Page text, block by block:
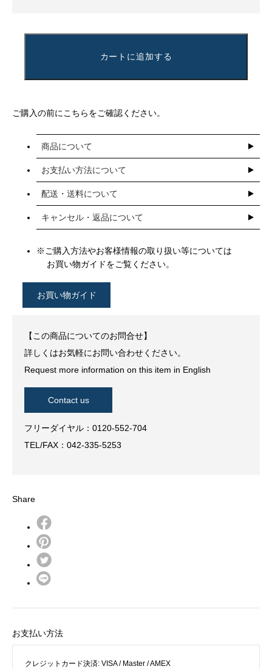
カートに追加する
ご購入の前にこちらをご確認ください。
商品について
お支払い方法について
配送・送料について
キャンセル・返品について
※ご購入方法やお客様情報の取り扱い等については
お買い物ガイドをご覧ください。
お買い物ガイド
【この商品についてのお問合せ】
詳しくはお気軽にお問い合わせください。
Request more information on this item in English
Contact us
フリーダイヤル：0120-552-704
TEL/FAX：042-335-5253
Share
お支払い方法
クレジットカード決済: VISA / Master / AMEX